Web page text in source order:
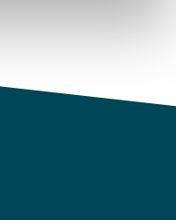
del sitio web con
publicidad y análisis